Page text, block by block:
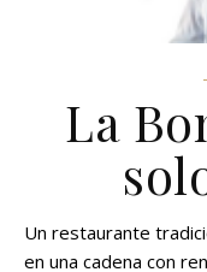
La
Un restaurante
en una cadena con